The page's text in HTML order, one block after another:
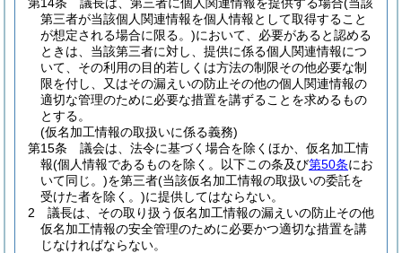
第三者が当該個人関連情報を個人情報として取得すること
が想定される場合に限る。)において、必要があると認める
ときは、当該第三者に対し、提供に係る個人関連情報につ
いて、その利用の目的若しくは方法の制限その他必要な制
限を付し、又はその漏えいの防止その他の個人関連情報の
適切な管理のために必要な措置を講ずることを求めるもの
とする。
(仮名加工情報の取扱いに係る義務)
第15条
議会は、法令に基づく場合を除くほか、仮名加工情
報(個人情報であるものを除く。以下この条及び第50条にお
いて同じ。)を第三者(当該仮名加工情報の取扱いの委託を
受けた者を除く。)に提供してはならない。
2
議長は、その取り扱う仮名加工情報の漏えいの防止その他
仮名加工情報の安全管理のために必要かつ適切な措置を講
じなければならない。